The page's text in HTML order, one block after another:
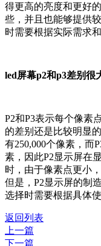
得更高的亮度和更好
些，并且也能够提供
时需要根据实际需求
led屏幕p2和p3差别很
P2和P3表示每个像素
的差别还是比较明显
有250,000个像素，而
素，因此P2显示屏在
时，由于像素点更小
但是，P2显示屏的制
选择时需要根据具体
返回列表
上一篇
下一篇